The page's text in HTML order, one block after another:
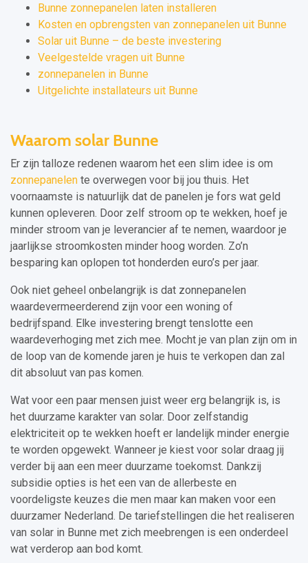
Bunne zonnepanelen laten installeren
Kosten en opbrengsten van zonnepanelen uit Bunne
Solar uit Bunne – de beste investering
Veelgestelde vragen uit Bunne
zonnepanelen in Bunne
Uitgelichte installateurs uit Bunne
Waarom solar Bunne
Er zijn talloze redenen waarom het een slim idee is om
zonnepanelen te overwegen voor bij jou thuis. Het
voornaamste is natuurlijk dat de panelen je fors wat geld
kunnen opleveren. Door zelf stroom op te wekken, hoef je
minder stroom van je leverancier af te nemen, waardoor je
jaarlijkse stroomkosten minder hoog worden. Zo’n
besparing kan oplopen tot honderden euro’s per jaar.
Ook niet geheel onbelangrijk is dat zonnepanelen
waardevermeerderend zijn voor een woning of
bedrijfspand. Elke investering brengt tenslotte een
waardeverhoging met zich mee. Mocht je van plan zijn om in
de loop van de komende jaren je huis te verkopen dan zal
dit absoluut van pas komen.
Wat voor een paar mensen juist weer erg belangrijk is, is
het duurzame karakter van solar. Door zelfstandig
elektriciteit op te wekken hoeft er landelijk minder energie
te worden opgewekt. Wanneer je kiest voor solar draag jij
verder bij aan een meer duurzame toekomst. Dankzij
subsidie opties is het een van de allerbeste en
voordeligste keuzes die men maar kan maken voor een
duurzamer Nederland. De tariefstellingen die het realiseren
van solar in Bunne met zich meebrengen is een onderdeel
wat verderop aan bod komt.